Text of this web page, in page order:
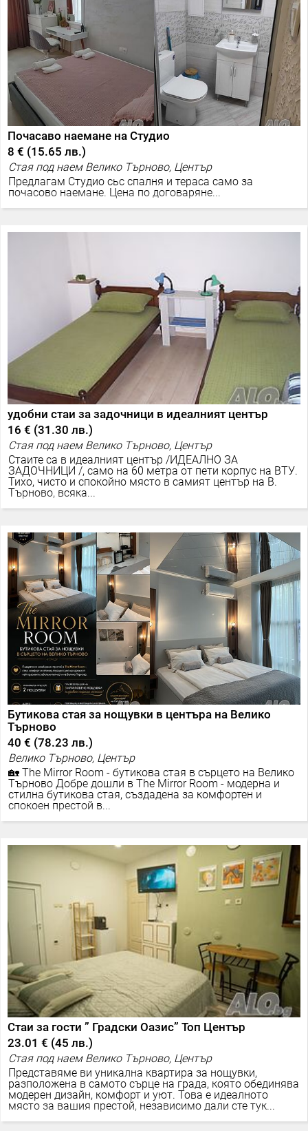
Почасаво наемане на Студио
8 € (15.65 лв.)
Стая под наем Велико Търново, Център
Предлагам Студио сьс спалня и тераса само за
почасово наемане. Цена по договаряне...
удобни стаи за задочници в идеалният център
16 € (31.30 лв.)
Стая под наем Велико Търново, Център
Стаите са в идеалният център /ИДЕАЛНО ЗА
ЗАДОЧНИЦИ /, само на 60 метра от пети корпус на ВТУ.
Тихо, чисто и спокойно място в самият център на В.
Търново, всяка...
Бутикова стая за нощувки в центъра на Велико
Търново
40 € (78.23 лв.)
Велико Търново, Център
🏡 The Mirror Room - бутикова стая в сърцето на Велико
Търново Добре дошли в The Mirror Room - модерна и
стилна бутикова стая, създадена за комфортен и
спокоен престой в...
Стаи за гости ” Градски Оазис” Топ Център
23.01 € (45 лв.)
Стая под наем Велико Търново, Център
Представяме ви уникална квартира за нощувки,
разположена в самото сърце на града, която обединява
модерен дизайн, комфорт и уют. Това е идеалното
място за вашия престой, независимо дали сте тук...